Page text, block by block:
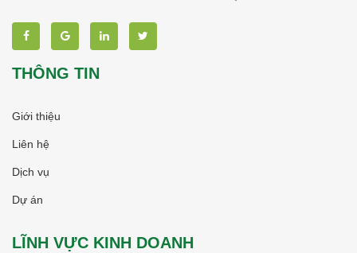
THÔNG TIN
Giới thiệu
Liên hệ
Dịch vụ
Dự án
LĨNH VỰC KINH DOANH